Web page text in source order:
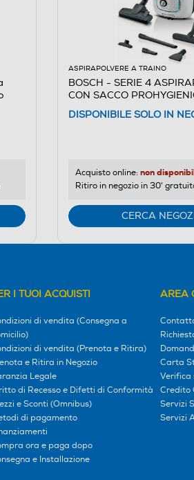
ASPIRAPOLVERE A TRAINO
BOSCH - SERIE 4
CON SACCO
Black,White
DISPONIBILE SOLO IN
Acquisto online: non
Ritiro in negozio in 30'
CERCA
I TUOI ACQUISTI
di vendita (Consegna a
di vendita (Prenota e Ritira)
e Ritira in Negozio
Legale
di Recesso e Difetti di Conformità
e Sconti (Omnibus)
di pagamento
ora e paga dopo
e Installazione
AREA
Carta
Verifica
Credito
Servizi
Servizi